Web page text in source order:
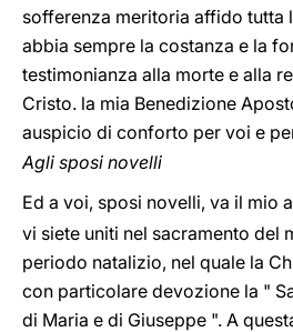
sofferenza meritoria affido tutta
abbia sempre la costanza e la
testimonianza alla morte e alla
Cristo. la mia Benedizione
auspicio di conforto per voi e
Agli sposi novelli
Ed a voi, sposi novelli, va il mio
vi siete uniti nel sacramento del
periodo natalizio, nel quale la
con particolare devozione la "
di Maria e di Giuseppe ". A